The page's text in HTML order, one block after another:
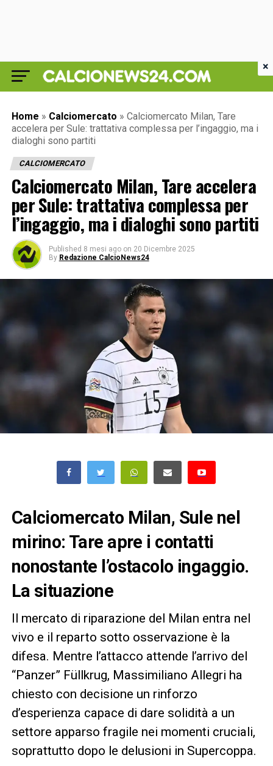
Home » Calciomercato » Calciomercato Milan, Tare
accelera per Sule: trattativa complessa per l’ingaggio, ma i
dialoghi sono partiti
CALCIOMERCATO
Calciomercato Milan, Tare accelera
per Sule: trattativa complessa per
l’ingaggio, ma i dialoghi sono partiti
Published 8 mesi ago on 20 Dicembre 2025
By Redazione CalcioNews24
Calciomercato Milan, Sule nel
mirino: Tare apre i contatti
nonostante l’ostacolo ingaggio.
La situazione
Il mercato di riparazione del Milan entra nel
vivo e il reparto sotto osservazione è la
difesa. Mentre l’attacco attende l’arrivo del
“Panzer” Füllkrug, Massimiliano Allegri ha
chiesto con decisione un rinforzo
d’esperienza capace di dare solidità a un
settore apparso fragile nei momenti cruciali,
soprattutto dopo le delusioni in Supercoppa.
×